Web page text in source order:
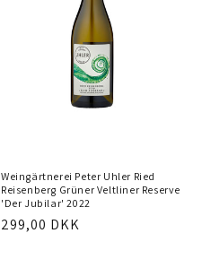
Weingärtnerei Peter Uhler Ried
Reisenberg Grüner Veltliner Reserve
'Der Jubilar' 2022
Normalpris
299,00 DKK